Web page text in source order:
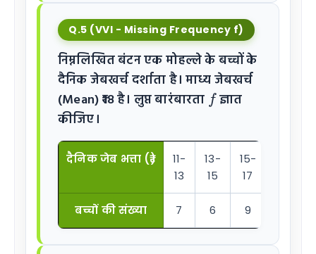
Q.5 (VVI - Missing Frequency f)
निम्नलिखित बंटन एक मोहल्ले के बच्चों के
दैनिक जेबखर्च दर्शाता है। माध्य जेबखर्च
(Mean) ₹18 है। लुप्त बारंबारता
f
ज्ञात
कीजिए।
दैनिक जेब भत्ता (₹)
11-
13
13-
15
15-
17
बच्चों की संख्या 7 6 9